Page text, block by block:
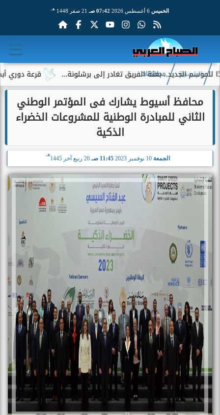
الخميس 07:42 صـ 21 صفر 1448 هـ
قرعة دوري أبطال بعثة الفريق تغادر إلى برشلونة...الرئيسية محافظات
محافظ أسيوط يشارك فى المؤتمر الوطني
الثاني للمبادرة الوطنية للمشروعات الخضراء
الذكية
الجمعة 11:45 صـ 26 ربيع آخر 1445
هـ